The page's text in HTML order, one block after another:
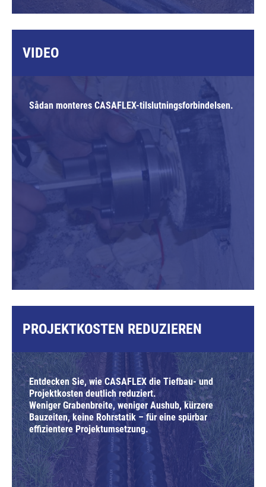
VIDEO
Sådan monteres CASAFLEX-tilslutningsforbindelsen.
PROJEKTKOSTEN REDUZIEREN
Entdecken Sie, wie CASAFLEX die Tiefbau- und
Projektkosten deutlich reduziert.
Weniger Grabenbreite, weniger Aushub, kürzere
Bauzeiten, keine Rohrstatik – für eine spürbar
effizientere Projektumsetzung.